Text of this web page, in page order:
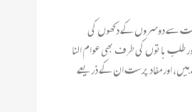
بہت سے دوسروں کے دکھوں کی
طلب باتوں کی طرف بھی عوام النا
اور مفاد پرست ان کے ذریعے